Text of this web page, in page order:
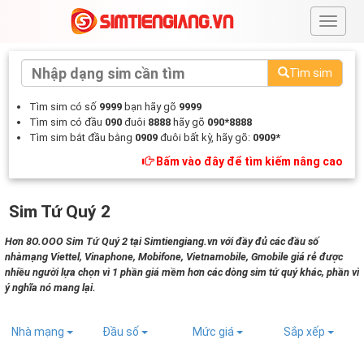
#
Tìm sim
Tìm sim có số 9999 bạn hãy gõ 9999
Tìm sim có đầu 090 đuôi 8888 hãy gõ 090*8888
Tìm sim bắt đầu bằng 0909 đuôi bất kỳ, hãy gõ: 0909*
Bấm vào đây để tìm kiếm nâng cao
Sim Tứ Quý 2
Hơn 8O.OOO Sim Tứ Quý 2 tại Simtiengiang.vn với đầy đủ các đầu số
nhàmạng Viettel, Vinaphone, Mobifone, Vietnamobile, Gmobile giá rẻ được
nhiều người lựa chọn vì 1 phần giá mềm hơn các dòng sim tứ quý khác, phần vì
ý nghĩa nó mang lại.
Nhà mạng Đầu số Mức giá Sắp xếp